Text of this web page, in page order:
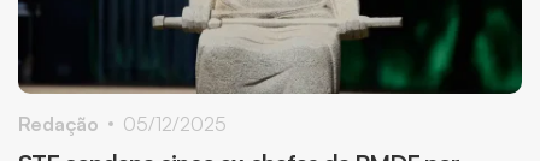
Redação 05/12/2025